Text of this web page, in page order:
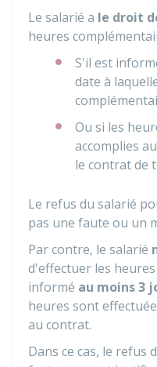
Le salarié a le droit
heures
S'il est
date à
Ou si les
accomplies
le contrat de
Le refus du salarié
pas une faute ou un
Par contre, le salarié
d'effectuer les
informé au moins 3
heures sont
au contrat.
Dans ce cas, le refus